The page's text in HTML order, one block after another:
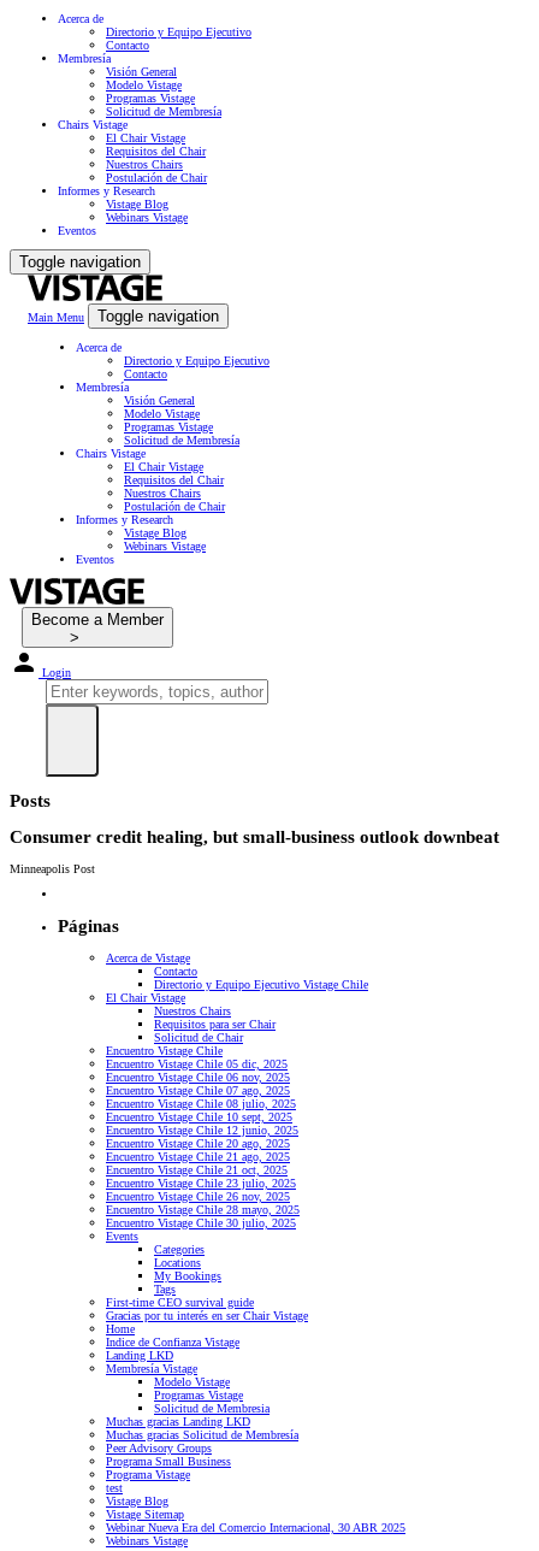
Acerca de
Directorio y Equipo Ejecutivo
Contacto
Membresía
Visión General
Modelo Vistage
Programas Vistage
Solicitud de Membresía
Chairs Vistage
El Chair Vistage
Requisitos del Chair
Nuestros Chairs
Postulación de Chair
Informes y Research
Vistage Blog
Webinars Vistage
Eventos
Toggle navigation
Main Menu Toggle navigation
Acerca de
Directorio y Equipo Ejecutivo
Contacto
Membresía
Visión General
Modelo Vistage
Programas Vistage
Solicitud de Membresía
Chairs Vistage
El Chair Vistage
Requisitos del Chair
Nuestros Chairs
Postulación de Chair
Informes y Research
Vistage Blog
Webinars Vistage
Eventos
Become a Member
Login
Posts
Consumer credit healing, but small-business outlook downbeat
Minneapolis Post
Páginas
Acerca de Vistage
Contacto
Directorio y Equipo Ejecutivo Vistage Chile
El Chair Vistage
Nuestros Chairs
Requisitos para ser Chair
Solicitud de Chair
Encuentro Vistage Chile
Encuentro Vistage Chile 05 dic, 2025
Encuentro Vistage Chile 06 nov, 2025
Encuentro Vistage Chile 07 ago, 2025
Encuentro Vistage Chile 08 julio, 2025
Encuentro Vistage Chile 10 sept, 2025
Encuentro Vistage Chile 12 junio, 2025
Encuentro Vistage Chile 20 ago, 2025
Encuentro Vistage Chile 21 ago, 2025
Encuentro Vistage Chile 21 oct, 2025
Encuentro Vistage Chile 23 julio, 2025
Encuentro Vistage Chile 26 nov, 2025
Encuentro Vistage Chile 28 mayo, 2025
Encuentro Vistage Chile 30 julio, 2025
Events
Categories
Locations
My Bookings
Tags
First-time CEO survival guide
Gracias por tu interés en ser Chair Vistage
Home
Indice de Confianza Vistage
Landing LKD
Membresía Vistage
Modelo Vistage
Programas Vistage
Solicitud de Membresia
Muchas gracias Landing LKD
Muchas gracias Solicitud de Membresía
Peer Advisory Groups
Programa Small Business
Programa Vistage
test
Vistage Blog
Vistage Sitemap
Webinar Nueva Era del Comercio Internacional, 30 ABR 2025
Webinars Vistage